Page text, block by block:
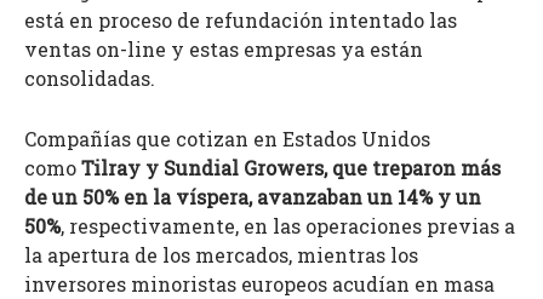
está en proceso de refundación intentado las
ventas on-line y estas empresas ya están
consolidadas.
Compañías que cotizan en Estados Unidos
comoTilray y Sundial Growers, que treparon más
de un 50% en la víspera, avanzaban un 14% y un
50%, respectivamente, en las operaciones previas a
la apertura de los mercados, mientras los
inversores minoristas europeos acudían en masa